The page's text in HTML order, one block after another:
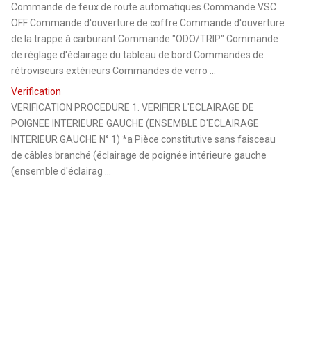
Commande de feux de route automatiques Commande VSC
OFF Commande d'ouverture de coffre Commande d'ouverture
de la trappe à carburant Commande "ODO/TRIP" Commande
de réglage d'éclairage du tableau de bord Commandes de
rétroviseurs extérieurs Commandes de verro ...
Verification
VERIFICATION PROCEDURE 1. VERIFIER L'ECLAIRAGE DE
POIGNEE INTERIEURE GAUCHE (ENSEMBLE D'ECLAIRAGE
INTERIEUR GAUCHE N° 1) *a Pièce constitutive sans faisceau
de câbles branché (éclairage de poignée intérieure gauche
(ensemble d'éclairag ...